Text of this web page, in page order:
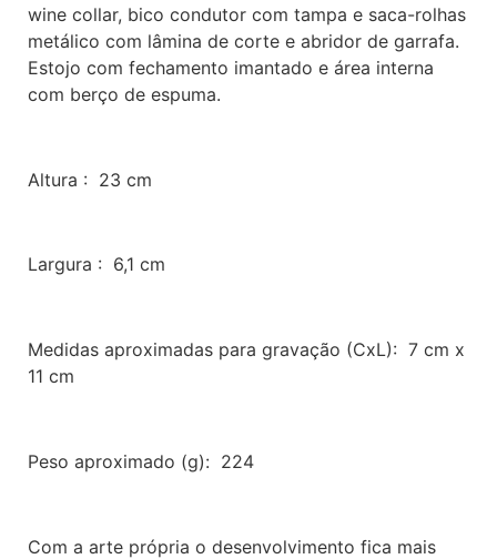
wine collar, bico condutor com tampa e saca-rolhas
metálico com lâmina de corte e abridor de garrafa.
Estojo com fechamento imantado e área interna
com berço de espuma.
Altura : 23 cm
Largura : 6,1 cm
Medidas aproximadas para gravação (CxL): 7 cm x
11 cm
Peso aproximado (g): 224
Com a arte própria o desenvolvimento fica mais